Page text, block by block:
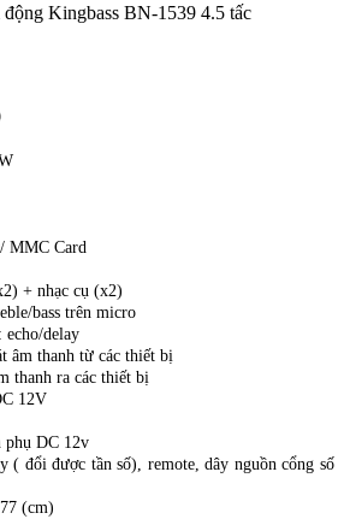
MMC Card
+ nhạc cụ (x2)
bass trên micro
echo/delay
âm thanh từ các thiết bị
thanh ra các thiết bị
12V
phụ DC 12v
( đổi được tần số), remote, dây nguồn cổng số
(cm)